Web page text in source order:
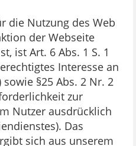
die Nutzung des Web
der Webseite
ist Art. 6 Abs. 1 S. 1
Interesse an
§25 Abs. 2 Nr. 2
zur
Nutzer ausdrücklich
Das
sich aus unserem